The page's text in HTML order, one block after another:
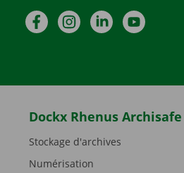
FacebookInstagramLinkedInYouTube
Dockx Rhenus Archisafe
Stockage d'archives
Numérisation